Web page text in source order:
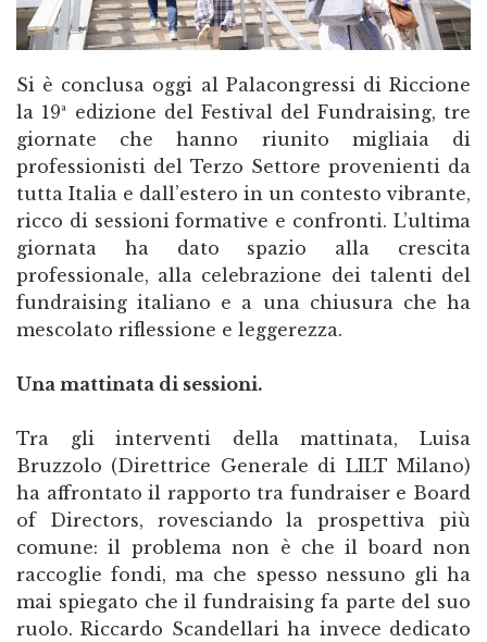
Si è conclusa oggi al Palacongressi di Riccione
la 19ª edizione del Festival del Fundraising, tre
giornate che hanno riunito migliaia di
professionisti del Terzo Settore provenienti da
tutta Italia e dall’estero in un contesto vibrante,
ricco di sessioni formative e confronti. L’ultima
giornata ha dato spazio alla crescita
professionale, alla celebrazione dei talenti del
fundraising italiano e a una chiusura che ha
mescolato riflessione e leggerezza.
Una mattinata di sessioni.
Tra gli interventi della mattinata, Luisa
Bruzzolo (Direttrice Generale di LILT Milano)
ha affrontato il rapporto tra fundraiser e Board
of Directors, rovesciando la prospettiva più
comune: il problema non è che il board non
raccoglie fondi, ma che spesso nessuno gli ha
mai spiegato che il fundraising fa parte del suo
ruolo. Riccardo Scandellari ha invece dedicato